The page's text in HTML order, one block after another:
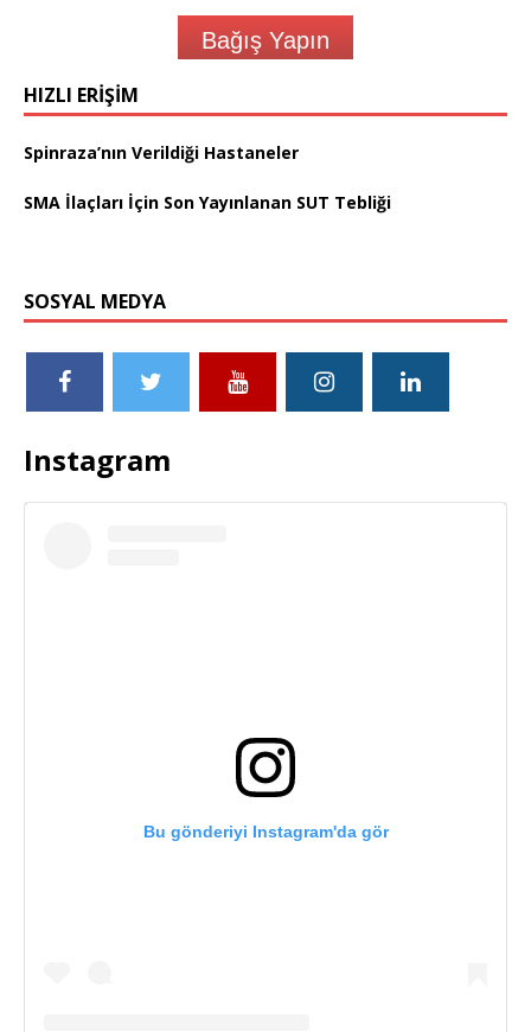
Bağış Yapın
HIZLI ERIŞIM
Spinraza’nın Verildiği Hastaneler
SMA İlaçları İçin Son Yayınlanan SUT Tebliği
SOSYAL MEDYA
Instagram
Bu gönderiyi Instagram'da gör